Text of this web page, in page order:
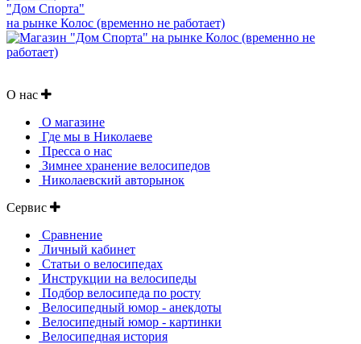
"Дом Спорта"
на рынке Колос (временно не работает)
О нас
О магазине
Где мы в Николаеве
Пресса о нас
Зимнее хранение велосипедов
Николаевский авторынок
Сервис
Сравнение
Личный кабинет
Статьи о велосипедах
Инструкции на велосипеды
Подбор велосипеда по росту
Велосипедный юмор - анекдоты
Велосипедный юмор - картинки
Велосипедная история